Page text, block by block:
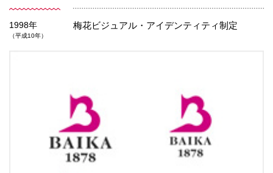
1998年
（平成10年）
梅花ビジュアル・アイデンティティ制定